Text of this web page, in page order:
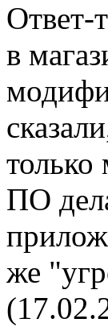
Ответ-
в
ПО
же